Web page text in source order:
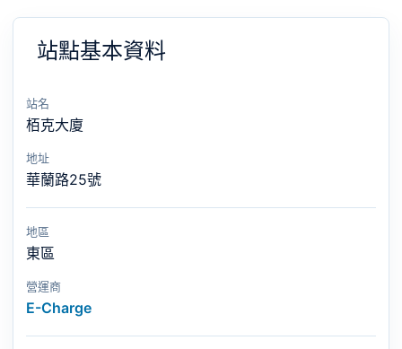
站點基本資料
站名
栢克大廈
地址
華蘭路25號
地區
東區
營運商
E-Charge